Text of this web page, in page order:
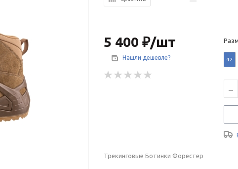
5 400 ₽/шт
Нашли дешевле? 42
Трекинговые Ботинки Форестер